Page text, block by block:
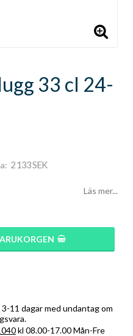
33 cl 24-
2 133 SEK
Läs mer...
11 dagar med undantag om
kl 08.00-17.00 Mån-Fre